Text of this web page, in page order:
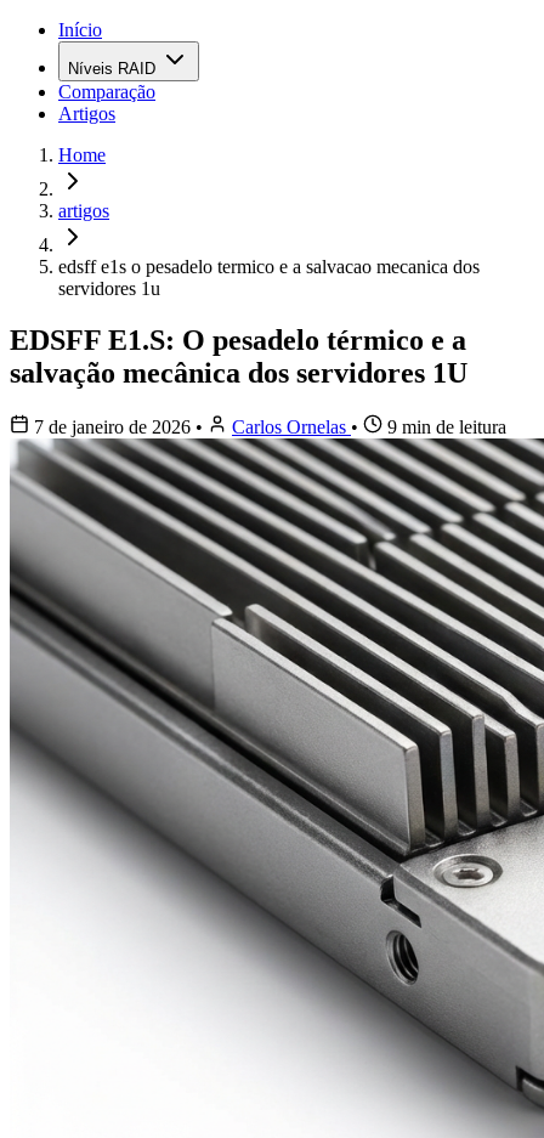
Início
Níveis RAID
Comparação
Artigos
Home
artigos
edsff e1s o pesadelo termico e a salvacao mecanica dos
servidores 1u
EDSFF E1.S: O pesadelo térmico e a
salvação mecânica dos servidores 1U
7 de janeiro de 2026 • Carlos Ornelas • 9 min de leitura